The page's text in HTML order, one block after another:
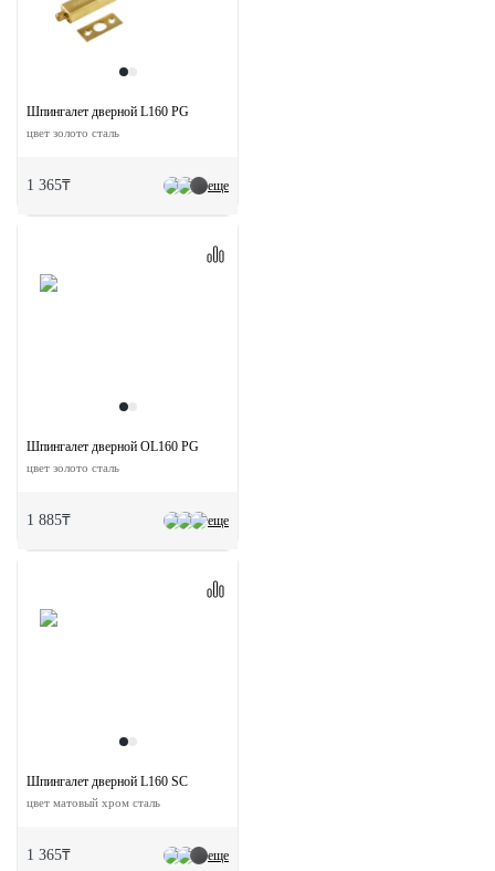
еще
Шпингалет дверной L160 PG
цвет золото сталь
1 365₸
еще
Шпингалет дверной OL160 PG
цвет золото сталь
1 885₸
еще
Шпингалет дверной L160 SC
цвет матовый хром сталь
1 365₸